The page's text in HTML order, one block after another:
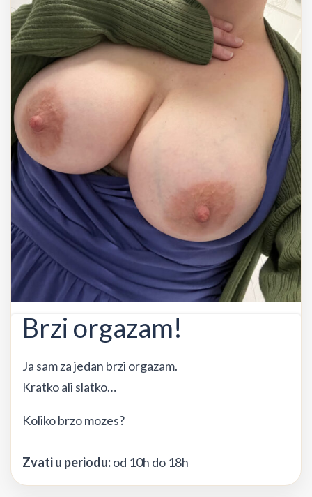
Brzi orgazam!
Ja sam za jedan brzi orgazam.
Kratko ali slatko…
Koliko brzo mozes?
Zvati u periodu:od 10h do 18h